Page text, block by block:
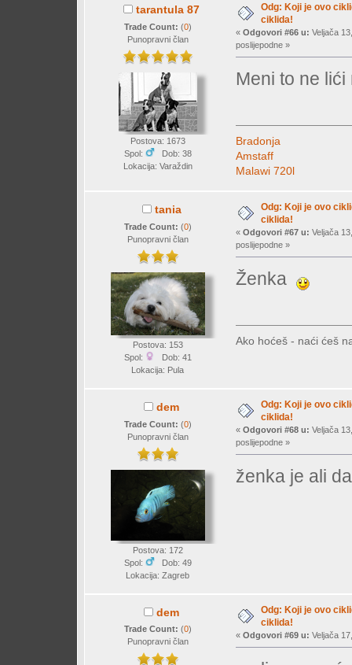
tarantula 87
Trade Count: (0)
Punopravni član
Postova: 1673
Spol:
Dob: 38
Lokacija: Varaždin
Odg: Koji je ovo
ciklida!
« Odgovori #66 u: Veljača
poslijepodne »
Meni to ne
Bradonja
Amstaff
Malawi 720l
tania
Trade Count: (0)
Punopravni član
Postova: 153
Spol:
Dob: 41
Lokacija: Pula
Odg: Koji je ovo
ciklida!
« Odgovori #67 u: Veljača
poslijepodne »
Ženka
Ako hoćeš - naći ćeš
dem
Trade Count: (0)
Punopravni član
Postova: 172
Spol:
Dob: 49
Lokacija: Zagreb
Odg: Koji je ovo
ciklida!
« Odgovori #68 u: Veljača
poslijepodne »
ženka je ali
dem
Trade Count: (0)
Punopravni član
Odg: Koji je ovo
ciklida!
« Odgovori #69 u: Veljača